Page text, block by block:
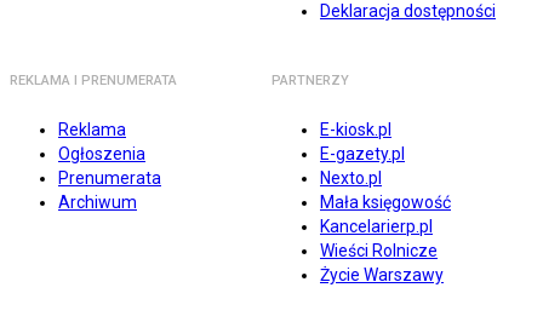
Deklaracja dostępności
REKLAMA I PRENUMERATA
Reklama
Ogłoszenia
Prenumerata
Archiwum
PARTNERZY
E-kiosk.pl
E-gazety.pl
Nexto.pl
Mała księgowość
Kancelarierp.pl
Wieści Rolnicze
Życie Warszawy